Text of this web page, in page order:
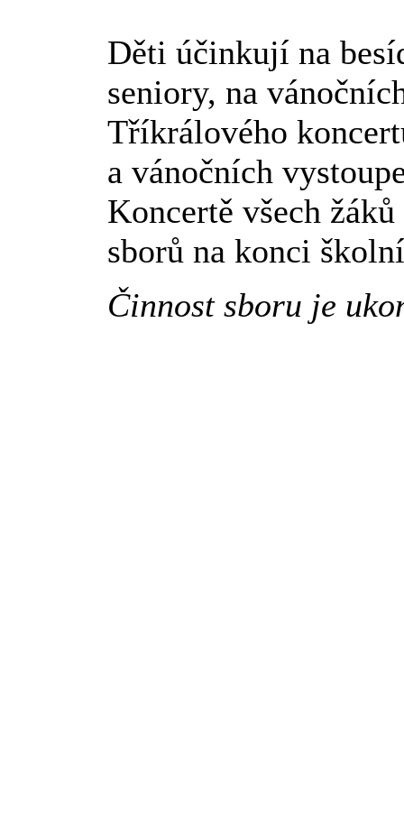
Děti účinkují na
seniory, na
Tříkrálového
a vánočních
Koncertě všech
sborů na konci
Činnost sboru je